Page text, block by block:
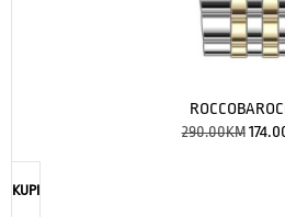
290.00KM
KUPI